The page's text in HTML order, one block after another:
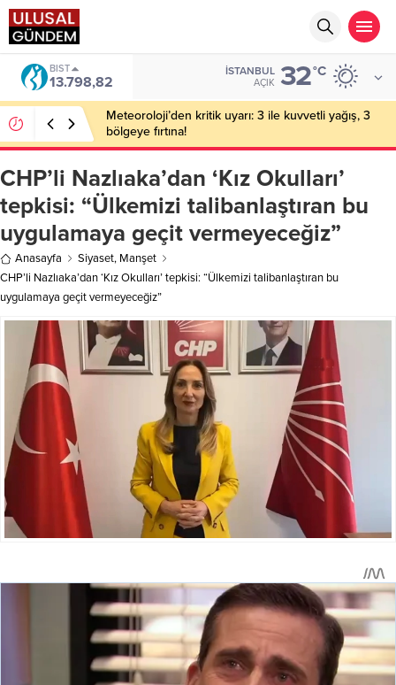
BIST
13.798,82
İSTANBUL
AÇIK 32°C
Meteoroloji’den kritik uyarı: 3 ile kuvvetli yağış, 3
bölgeye fırtına!
CHP’li Nazlıaka’dan ‘Kız Okulları’
tepkisi: “Ülkemizi talibanlaştıran bu
uygulamaya geçit vermeyeceğiz”
Anasayfa Siyaset, Manşet
CHP’li Nazlıaka’dan ‘Kız Okulları’ tepkisi: “Ülkemizi talibanlaştıran bu
uygulamaya geçit vermeyeceğiz”